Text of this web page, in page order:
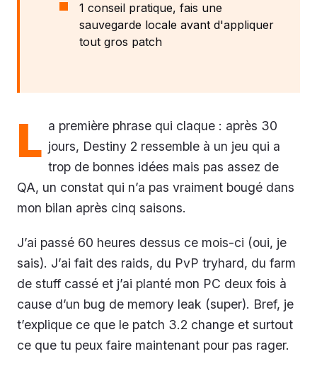
1 conseil pratique, fais une
sauvegarde locale avant d'appliquer
tout gros patch
L a première phrase qui claque : après 30
jours, Destiny 2 ressemble à un jeu qui a
trop de bonnes idées mais pas assez de
QA, un constat qui n’a pas vraiment bougé dans
mon bilan après cinq saisons.
J’ai passé 60 heures dessus ce mois-ci (oui, je
sais). J’ai fait des raids, du PvP tryhard, du farm
de stuff cassé et j’ai planté mon PC deux fois à
cause d’un bug de memory leak (super). Bref, je
t’explique ce que le patch 3.2 change et surtout
ce que tu peux faire maintenant pour pas rager.